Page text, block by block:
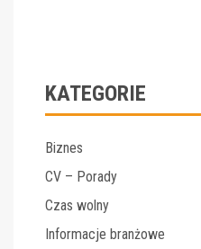
KATEGORIE
Biznes
CV – Porady
Czas wolny
Informacje branżowe